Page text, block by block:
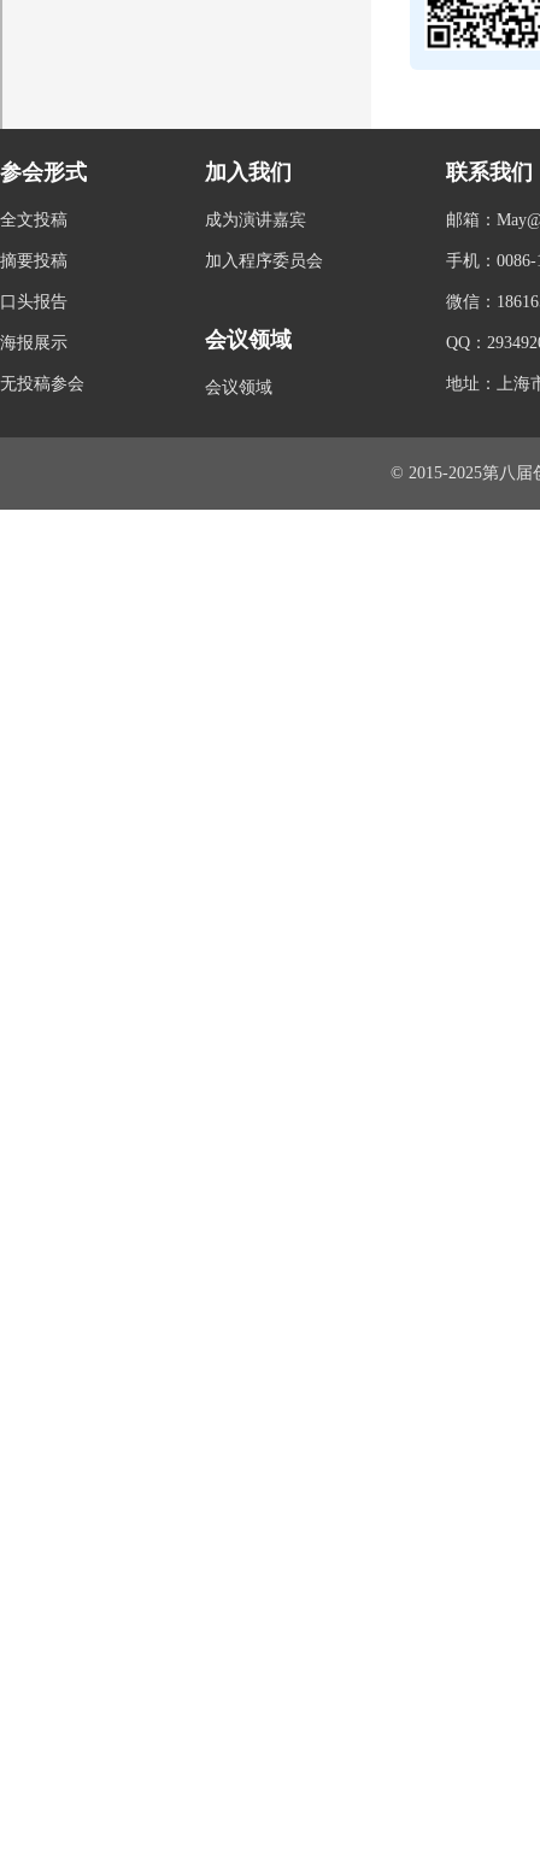
参会形式
全文投稿
摘要投稿
口头报告
海报展示
无投稿参会
加入我们
成为演讲嘉宾
加入程序委员会
会议领域
会议领域
联系我们
邮箱：
手机：0086-
微信：
QQ：
地址：上海
© 2015-2025第八